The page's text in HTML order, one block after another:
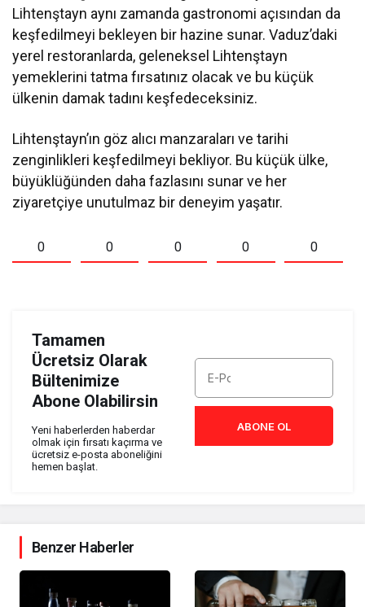
Lihtenştayn aynı zamanda gastronomi açısından da
keşfedilmeyi bekleyen bir hazine sunar. Vaduz’daki
yerel restoranlarda, geleneksel Lihtenştayn
yemeklerini tatma fırsatınız olacak ve bu küçük
ülkenin damak tadını keşfedeceksiniz.
Lihtenştayn’ın göz alıcı manzaraları ve tarihi
zenginlikleri keşfedilmeyi bekliyor. Bu küçük ülke,
büyüklüğünden daha fazlasını sunar ve her
ziyaretçiye unutulmaz bir deneyim yaşatır.
0 0 0 0 0
Tamamen
Ücretsiz Olarak
Bültenimize
Abone Olabilirsin
Yeni haberlerden haberdar
olmak için fırsatı kaçırma ve
ücretsiz e-posta aboneliğini
hemen başlat.
ABONE OL
Benzer Haberler